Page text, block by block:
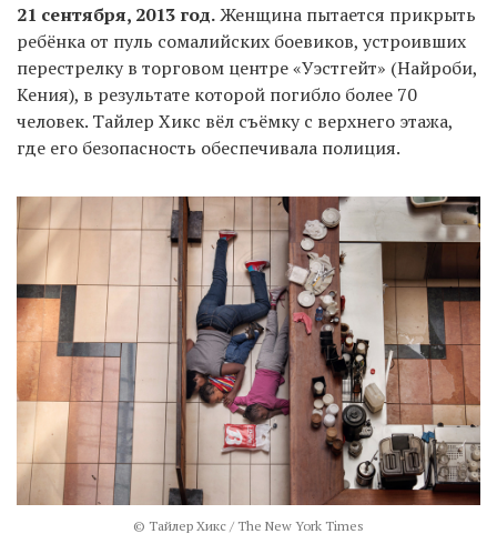
21 сентября, 2013 год.Женщина пытается прикрыть
ребёнка от пуль сомалийских боевиков, устроивших
перестрелку в торговом центре «Уэстгейт» (Найроби,
Кения), в результате которой погибло более 70
человек. Тайлер Хикс вёл съёмку с верхнего этажа,
где его безопасность обеспечивала полиция.
© Тайлер Хикс / The New York Times